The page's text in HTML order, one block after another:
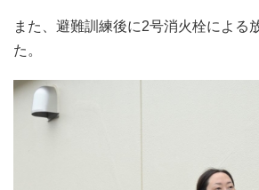
また、避難訓練後に2号消火栓による
た。